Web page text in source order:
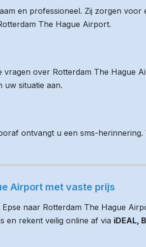
en professioneel. Zij zorgen voor
The Hague Airport.
vragen over Rotterdam The Hague
uw situatie aan.
ontvangt u een sms-herinnering.
Airport met vaste prijs
naar Rotterdam The Hague
en rekent veilig online af via iDEAL,